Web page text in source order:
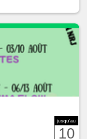
jusqu'au
10